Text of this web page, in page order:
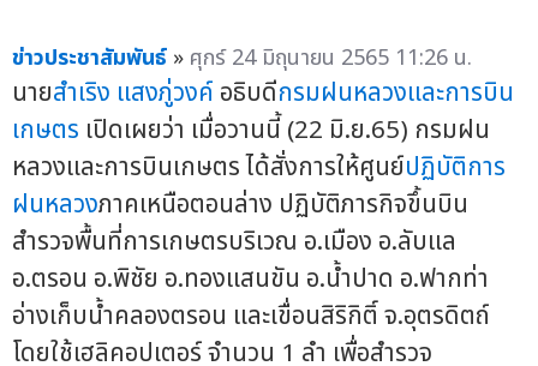
ข่าวประชาสัมพันธ์ » ศุกร์ 24 มิถุนายน 2565 11:26 น.
นายสำเริง แสงภู่วงค์ อธิบดีกรมฝนหลวงและการบิน
เกษตร เปิดเผยว่า เมื่อวานนี้ (22 มิ.ย.65) กรมฝน
หลวงและการบินเกษตร ได้สั่งการให้ศูนย์ปฏิบัติการ
ฝนหลวงภาคเหนือตอนล่าง ปฏิบัติภารกิจขึ้นบิน
สำรวจพื้นที่การเกษตรบริเวณ อ.เมือง อ.ลับแล
อ.ตรอน อ.พิชัย อ.ทองแสนขัน อ.น้ำปาด อ.ฟากท่า
อ่างเก็บน้ำคลองตรอน และเขื่อนสิริกิติ์ จ.อุตรดิตถ์
โดยใช้เฮลิคอปเตอร์ จำนวน 1 ลำ เพื่อสำรวจ